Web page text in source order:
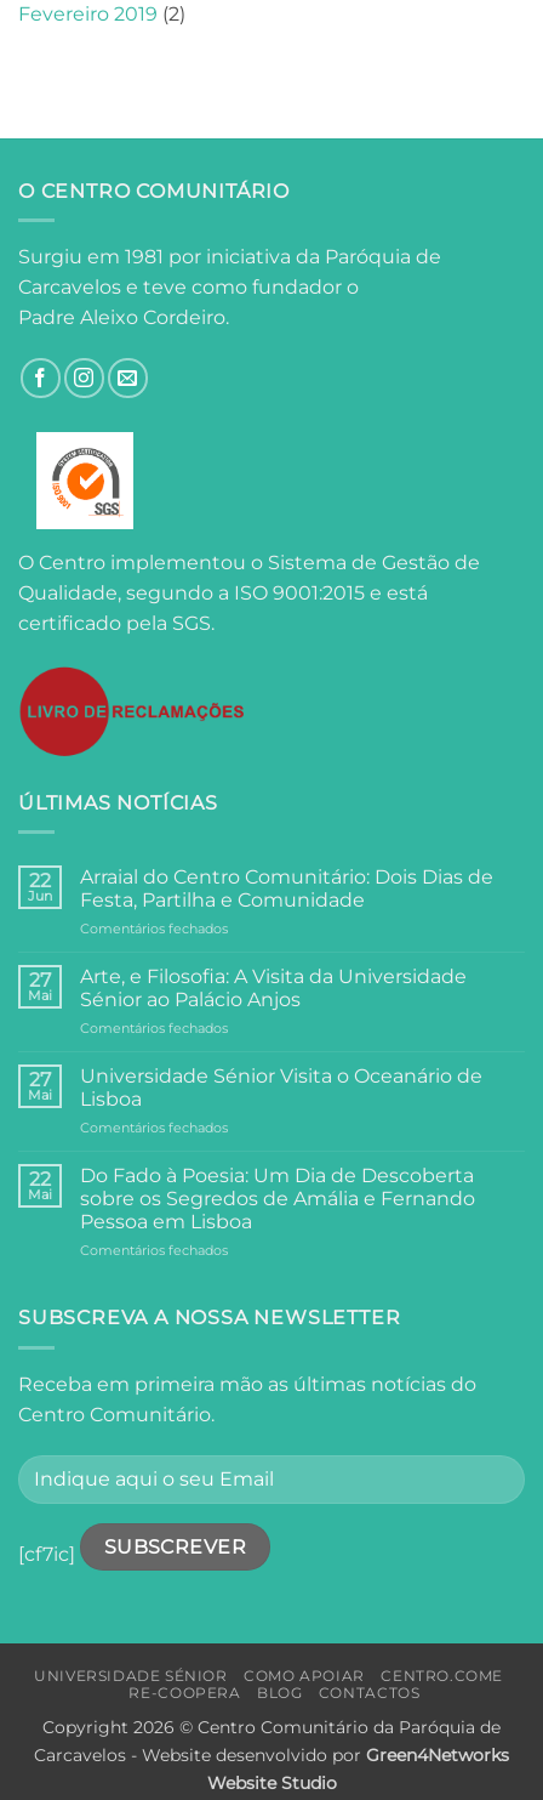
Fevereiro 2019 (2)
O CENTRO COMUNITÁRIO
Surgiu em 1981 por iniciativa da Paróquia de
Carcavelos e teve como fundador o
Padre Aleixo Cordeiro.
O Centro implementou o Sistema de Gestão de
Qualidade, segundo a ISO 9001:2015 e está
certificado pela SGS.
ÚLTIMAS NOTÍCIAS
22
Jun
Arraial do Centro Comunitário: Dois Dias de
Festa, Partilha e Comunidade
Comentários fechadosem
do
Centro
Comunitário:
Dois
de
e
27
Mai
Arte, e Filosofia: A Visita da Universidade
Sénior ao Palácio Anjos
Comentários fechadosem
e
Visita
Universidade
Sénior
Palácio
Anjos
27
Mai
Universidade Sénior Visita o Oceanário de
Lisboa
Comentários fechadosem
Sénior
Visita
o
Oceanário
de
22
Mai
Do Fado à Poesia: Um Dia de Descoberta
sobre os Segredos de Amália e Fernando
Pessoa em Lisboa
Comentários fechadosem
à
Dia
de
os
Segredos
e
Fernando
SUBSCREVA A NOSSA NEWSLETTER
Receba em primeira mão as últimas notícias do
Centro Comunitário.
[cf7ic]
UNIVERSIDADE SÉNIOR COMO APOIAR
CENTRO.COME
RE-COOPERA
BLOG CONTACTOS
Copyright 2026 © Centro Comunitário da Paróquia de
Carcavelos - Website desenvolvido por Green4Networks
Website Studio